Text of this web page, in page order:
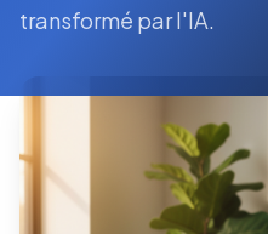
transformé par l'IA.